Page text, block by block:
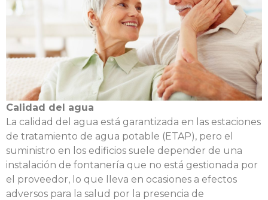
Calidad del agua
La calidad del agua está garantizada en las estaciones
de tratamiento de agua potable (ETAP), pero el
suministro en los edificios suele depender de una
instalación de fontanería que no está gestionada por
el proveedor, lo que lleva en ocasiones a efectos
adversos para la salud por la presencia de